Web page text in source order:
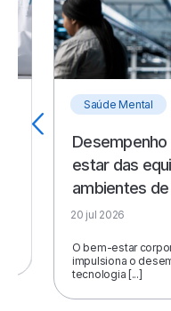
Saúde Mental
Desempenho
estar das
ambientes de alta
20 jul 2026
O bem-estar corporativo
impulsiona o
tecnologia [...]